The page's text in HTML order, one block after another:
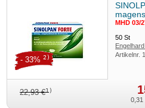
MHD 03/
50St
Artikelnr.
22,93 €1)
- 33% 2)
0,31